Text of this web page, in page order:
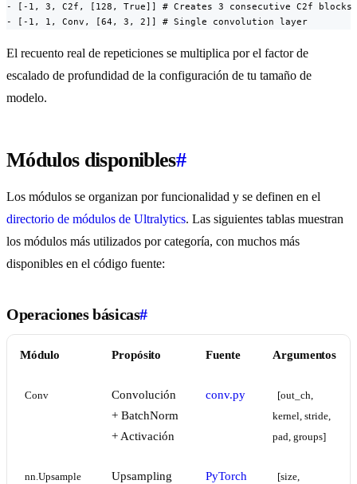
- [-1, 3, C2f, [128, True]] # Creates 3 consecutive C2f blocks
- [-1, 1, Conv, [64, 3, 2]] # Single convolution layer
El recuento real de repeticiones se multiplica por el factor de
escalado de profundidad de la configuración de tu tamaño de
modelo.
Módulos disponibles#
Los módulos se organizan por funcionalidad y se definen en el
directorio de módulos de Ultralytics. Las siguientes tablas muestran
los módulos más utilizados por categoría, con muchos más
disponibles en el código fuente:
Operaciones básicas#
Módulo Propósito Fuente Argumentos
Conv
Convolución
+ BatchNorm
+ Activación
conv.py
[out_ch,
kernel, stride,
pad, groups]
nn.Upsample
Upsampling
PyTorch
[size,